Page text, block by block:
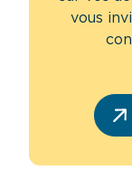
vous